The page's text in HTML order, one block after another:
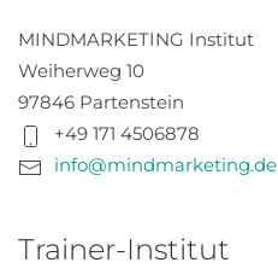
MINDMARKETING Institut
Weiherweg 10
97846 Partenstein
+49 171 4506878
info@mindmarketing.de
Trainer-Institut